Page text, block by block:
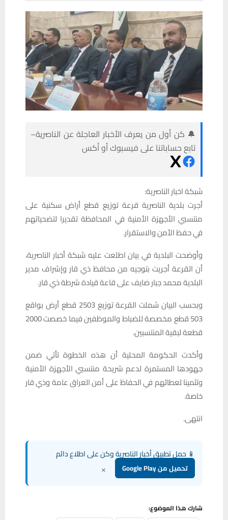
🔔 كن أول من يعرف الأخبار العاجلة عن الناصرية–
تابع حساباتنا على فيسبوك أو أكس
شبكة اخبار الناصرية:
أجرت بلدية الناصرية قرعة توزيع قطع أراض سكنية على
منتسبي الأجهزة الأمنية في المحافظة تقديرا لتضحياتهم
في حفظ الأمن والاستقرار.
وأوضحت البلدية في بيان اطلعت عليه شبكة أخبار الناصرية،
أن القرعة أجريت بتوجيه من محافظ ذي قار وإشراف مدير
البلدية محمد جبار ضايف على قاعة قيادة شرطة ذي قار.
وبحسب البيان شملت القرعة توزيع 2503 قطع أرض بواقع
503 قطع مخصصة للضباط والموظفين فيما خصصت 2000
قطعة لبقية المنتسبين.
وأكدت الحكومة المحلية أن هذه الخطوة تأتي ضمن
جهودها المستمرة لدعم شريحة منتسبي الأجهزة الأمنية
وتثمينا لعطائهم في الحفاظ على أمن العراق عامة وذي قار
خاصة.
انتهى.
📱 حمل تطبيق أخبار الناصرية وكن على اطلاع دائم
تحميل من Google Play ×
شارك هذا الموضوع: